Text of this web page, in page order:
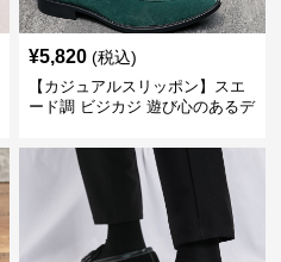
¥5,820 (税込)
【カジュアルスリッポン】スエ
ード調 ビジカジ 遊び心のあるデ
表現